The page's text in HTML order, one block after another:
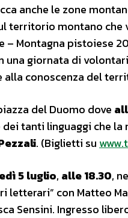
anche le zone
territorio montano che
– Montagna pistoiese
una giornata di
alla conoscenza del
del Duomo dove
tanti linguaggi che
. (Biglietti su
5 luglio, alle 18.30,
letterari” con Matteo
Sensini. Ingresso